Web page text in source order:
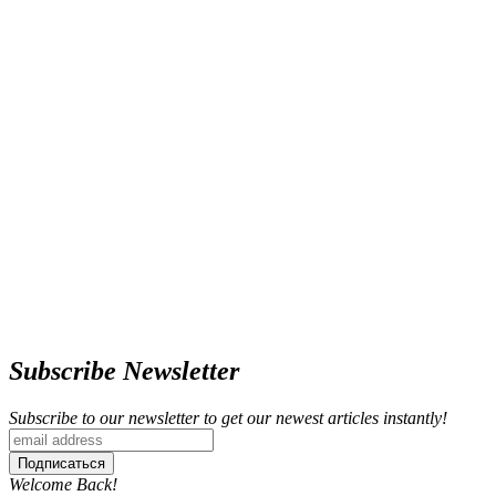
Subscribe Newsletter
Subscribe to our newsletter to get our newest articles instantly!
Welcome Back!